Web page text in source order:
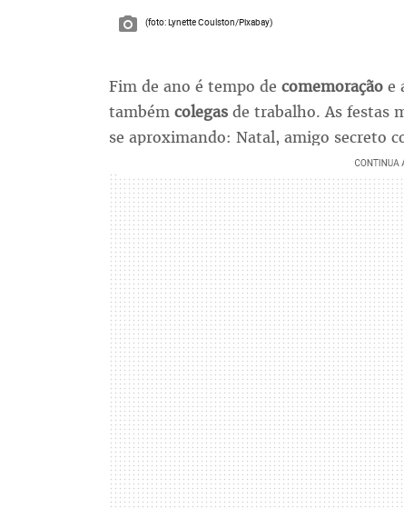
(foto: Lynette Coulston/Pixabay)
Fim de ano é tempo de comemoraçãoe
tambémcolegasde trabalho. As festas
se aproximando: Natal, amigo secreto